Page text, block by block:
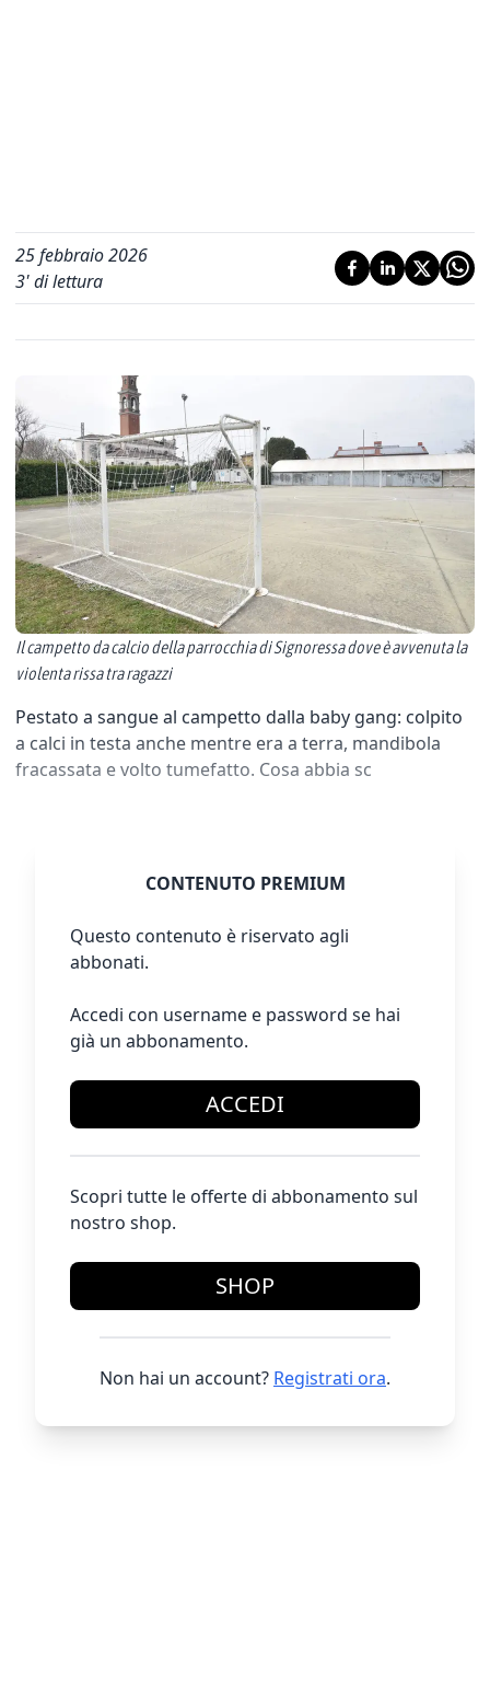
25 febbraio 2026
3' di lettura
Il campetto da calcio della parrocchia di Signoressa dove è avvenuta la
violenta rissa tra ragazzi
Pestato a sangue al campetto dalla baby gang: colpito
a calci in testa anche mentre era a terra, mandibola
fracassata e volto tumefatto. Cosa abbia sc
CONTENUTO PREMIUM
Questo contenuto è riservato agli
abbonati.
Accedi con username e password se hai
già un abbonamento.
ACCEDI
Scopri tutte le offerte di abbonamento sul
nostro shop.
SHOP
Non hai un account? Registrati ora.